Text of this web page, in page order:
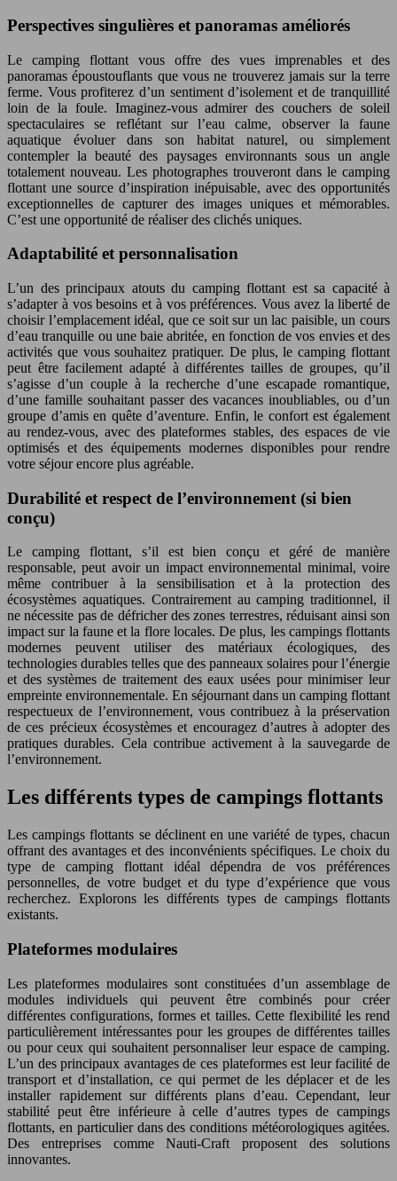
Perspectives singulières et panoramas améliorés
Le camping flottant vous offre des vues imprenables et des
panoramas époustouflants que vous ne trouverez jamais sur la terre
ferme. Vous profiterez d’un sentiment d’isolement et de tranquillité
loin de la foule. Imaginez-vous admirer des couchers de soleil
spectaculaires se reflétant sur l’eau calme, observer la faune
aquatique évoluer dans son habitat naturel, ou simplement
contempler la beauté des paysages environnants sous un angle
totalement nouveau. Les photographes trouveront dans le camping
flottant une source d’inspiration inépuisable, avec des opportunités
exceptionnelles de capturer des images uniques et mémorables.
C’est une opportunité de réaliser des clichés uniques.
Adaptabilité et personnalisation
L’un des principaux atouts du camping flottant est sa capacité à
s’adapter à vos besoins et à vos préférences. Vous avez la liberté de
choisir l’emplacement idéal, que ce soit sur un lac paisible, un cours
d’eau tranquille ou une baie abritée, en fonction de vos envies et des
activités que vous souhaitez pratiquer. De plus, le camping flottant
peut être facilement adapté à différentes tailles de groupes, qu’il
s’agisse d’un couple à la recherche d’une escapade romantique,
d’une famille souhaitant passer des vacances inoubliables, ou d’un
groupe d’amis en quête d’aventure. Enfin, le confort est également
au rendez-vous, avec des plateformes stables, des espaces de vie
optimisés et des équipements modernes disponibles pour rendre
votre séjour encore plus agréable.
Durabilité et respect de l’environnement (si bien
conçu)
Le camping flottant, s’il est bien conçu et géré de manière
responsable, peut avoir un impact environnemental minimal, voire
même contribuer à la sensibilisation et à la protection des
écosystèmes aquatiques. Contrairement au camping traditionnel, il
ne nécessite pas de défricher des zones terrestres, réduisant ainsi son
impact sur la faune et la flore locales. De plus, les campings flottants
modernes peuvent utiliser des matériaux écologiques, des
technologies durables telles que des panneaux solaires pour l’énergie
et des systèmes de traitement des eaux usées pour minimiser leur
empreinte environnementale. En séjournant dans un camping flottant
respectueux de l’environnement, vous contribuez à la préservation
de ces précieux écosystèmes et encouragez d’autres à adopter des
pratiques durables. Cela contribue activement à la sauvegarde de
l’environnement.
Les différents types de campings flottants
Les campings flottants se déclinent en une variété de types, chacun
offrant des avantages et des inconvénients spécifiques. Le choix du
type de camping flottant idéal dépendra de vos préférences
personnelles, de votre budget et du type d’expérience que vous
recherchez. Explorons les différents types de campings flottants
existants.
Plateformes modulaires
Les plateformes modulaires sont constituées d’un assemblage de
modules individuels qui peuvent être combinés pour créer
différentes configurations, formes et tailles. Cette flexibilité les rend
particulièrement intéressantes pour les groupes de différentes tailles
ou pour ceux qui souhaitent personnaliser leur espace de camping.
L’un des principaux avantages de ces plateformes est leur facilité de
transport et d’installation, ce qui permet de les déplacer et de les
installer rapidement sur différents plans d’eau. Cependant, leur
stabilité peut être inférieure à celle d’autres types de campings
flottants, en particulier dans des conditions météorologiques agitées.
Des entreprises comme Nauti-Craft proposent des solutions
innovantes.